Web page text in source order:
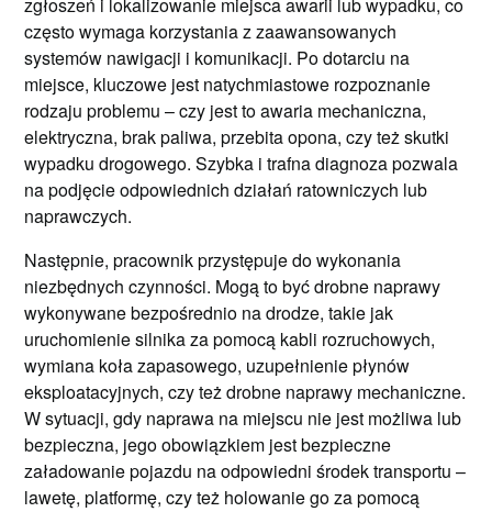
często wymaga korzystania z zaawansowanych
systemów nawigacji i komunikacji. Po dotarciu na
miejsce, kluczowe jest natychmiastowe rozpoznanie
rodzaju problemu – czy jest to awaria mechaniczna,
elektryczna, brak paliwa, przebita opona, czy też skutki
wypadku drogowego. Szybka i trafna diagnoza pozwala
na podjęcie odpowiednich działań ratowniczych lub
naprawczych.
Następnie, pracownik przystępuje do wykonania
niezbędnych czynności. Mogą to być drobne naprawy
wykonywane bezpośrednio na drodze, takie jak
uruchomienie silnika za pomocą kabli rozruchowych,
wymiana koła zapasowego, uzupełnienie płynów
eksploatacyjnych, czy też drobne naprawy mechaniczne.
W sytuacji, gdy naprawa na miejscu nie jest możliwa lub
bezpieczna, jego obowiązkiem jest bezpieczne
załadowanie pojazdu na odpowiedni środek transportu –
lawetę, platformę, czy też holowanie go za pomocą